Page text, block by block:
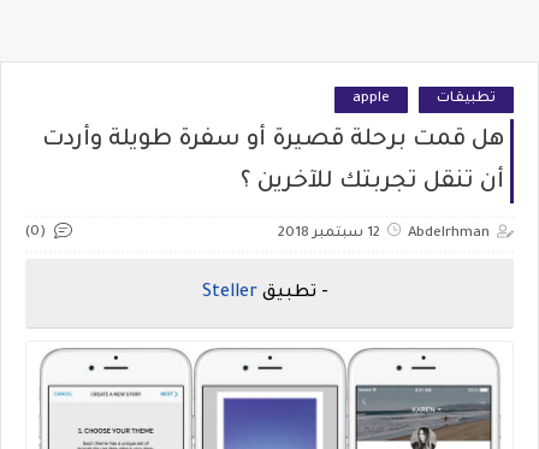
تطبيقات apple
هل قمت برحلة قصيرة أو سفرة طويلة وأردت
أن تنقل تجربتك للآخرين ؟
Abdelrhman 12 سبتمبر 2018 (0)
- تطبيق Steller